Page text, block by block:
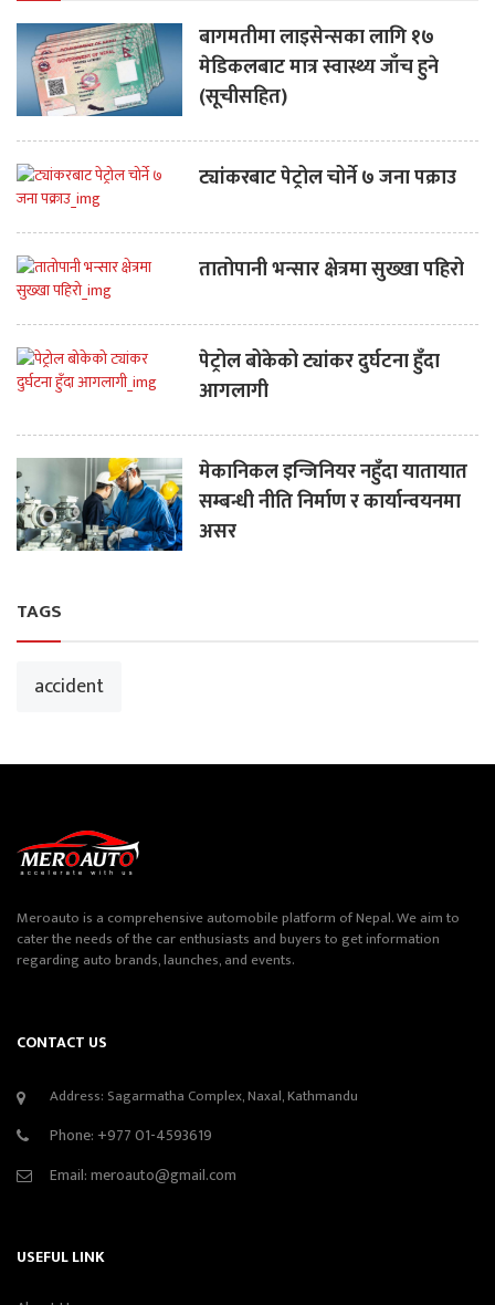
बागमतीमा लाइसेन्सका लागि १७
मेडिकलबाट मात्र स्वास्थ्य जाँच हुने
(सूचीसहित)
ट्यांकरबाट पेट्रोल चोर्ने ७ जना पक्राउ
तातोपानी भन्सार क्षेत्रमा सुख्खा पहिरो
पेट्रोल बोकेको ट्यांकर दुर्घटना हुँदा
आगलागी
मेकानिकल इन्जिनियर नहुँदा यातायात
सम्बन्धी नीति निर्माण र कार्यान्वयनमा
असर
TAGS
accident
Meroauto is a comprehensive automobile platform of Nepal. We aim to
cater the needs of the car enthusiasts and buyers to get information
regarding auto brands, launches, and events.
CONTACT US
Address: Sagarmatha Complex, Naxal, Kathmandu
Phone: +977 01-4593619
Email:meroauto@gmail.com
USEFUL LINK